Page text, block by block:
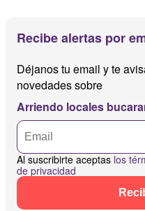
Recibe alertas por
Déjanos tu email y te
novedades sobre
Arriendo locales
Al suscribirte aceptas los
de privacidad